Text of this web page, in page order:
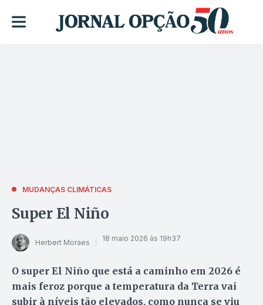
MUDANÇAS CLIMÁTICAS
Super El Niño
Herbert Moraes 18 maio 2026 às 19h37
O super El Niño que está a caminho em 2026 é
mais feroz porque a temperatura da Terra vai
subir à níveis tão elevados, como nunca se viu